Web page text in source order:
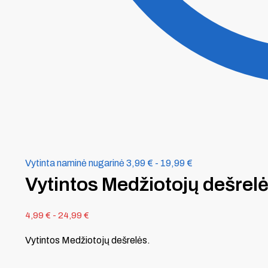
Vytinta naminė nugarinė3,99 € - 19,99 €
Vytintos Medžiotojų
4,99 € - 24,99 €
Vytintos Medžiotojų dešrelės.